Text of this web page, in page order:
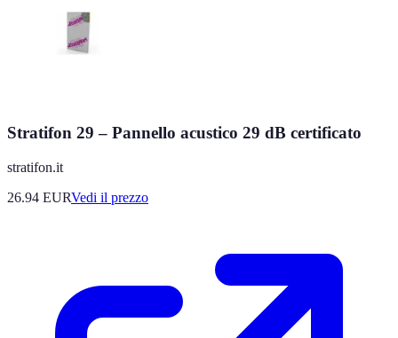
Stratifon 29 – Pannello acustico 29 dB certificato
stratifon.it
26.94 EURVedi il prezzo